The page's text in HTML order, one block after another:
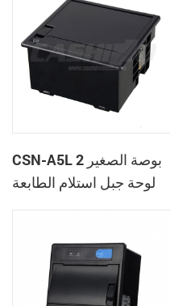
CSN-A5L 2 بوصة الصغير
لوحة جبل استلام الطابعة